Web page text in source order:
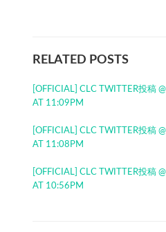
RELATED POSTS
[OFFICIAL] CLC TWITTER投稿
AT 11:09PM
[OFFICIAL] CLC TWITTER投稿
AT 11:08PM
[OFFICIAL] CLC TWITTER投稿
AT 10:56PM